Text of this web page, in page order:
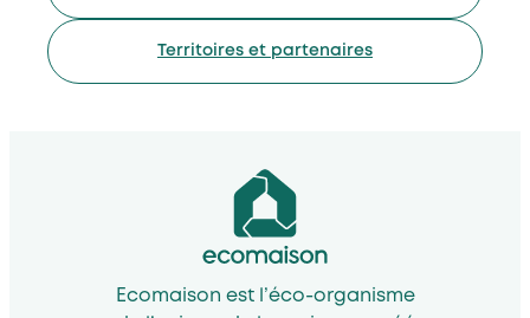
Territoires et partenaires
Ecomaison est l’éco-organisme